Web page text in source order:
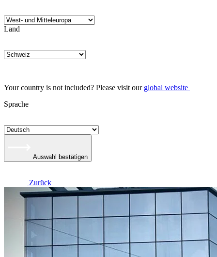
Land
Your country is not included? Please visit our global website
Sprache
Auswahl bestätigen
Zurück